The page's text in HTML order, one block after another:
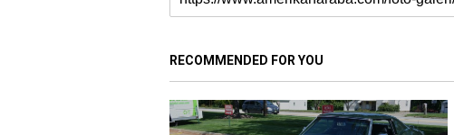
RECOMMENDED FOR YOU